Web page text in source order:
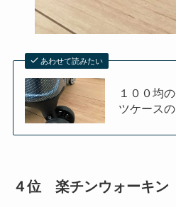
あわせて読みたい
１００均
ツケース
４位 楽チンウォーキン